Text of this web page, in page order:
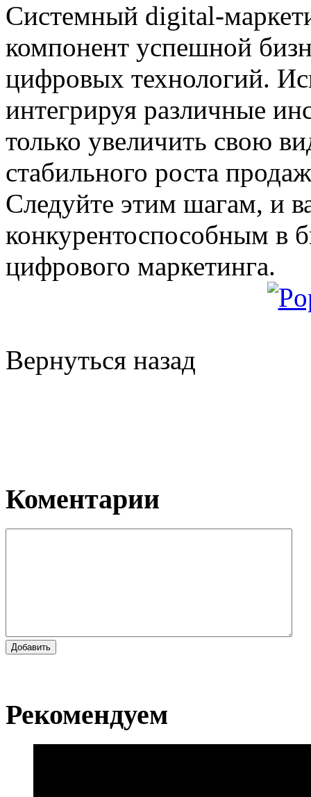
Системный digital-
компонент успешной
цифровых технологий.
интегрируя различные
только увеличить свою
стабильного роста
Следуйте этим шагам, и
конкурентоспособным в
цифрового маркетинга.
Вернуться назад
Коментарии
Добавить
Рекомендуем